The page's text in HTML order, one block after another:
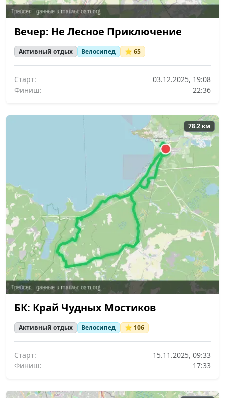
Вечер: Не Лесное Приключение
Активный отдых Велосипед ⭐ 65
Старт:
03.12.2025, 19:08
Финиш:
22:36
78.2 км
БК: Край Чудных Мостиков
Активный отдых Велосипед ⭐ 106
Старт:
15.11.2025, 09:33
Финиш:
17:33